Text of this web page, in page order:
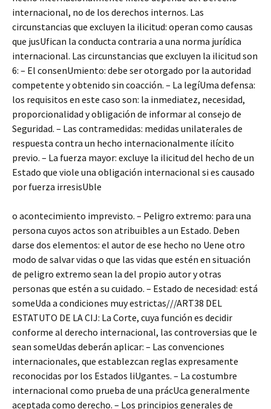
internacional, no de los derechos internos. Las
circunstancias que excluyen la ilicitud: operan como causas
que jusUfican la conducta contraria a una norma jurídica
internacional. Las circunstancias que excluyen la ilicitud son
6: – El consenUmiento: debe ser otorgado por la autoridad
competente y obtenido sin coacción. – La legíUma defensa:
los requisitos en este caso son: la inmediatez, necesidad,
proporcionalidad y obligación de informar al consejo de
Seguridad. – Las contramedidas: medidas unilaterales de
respuesta contra un hecho internacionalmente ilícito
previo. – La fuerza mayor: excluye la ilicitud del hecho de un
Estado que viole una obligación internacional si es causado
por fuerza irresisUble
o acontecimiento imprevisto. – Peligro extremo: para una
persona cuyos actos son atribuibles a un Estado. Deben
darse dos elementos: el autor de ese hecho no Uene otro
modo de salvar vidas o que las vidas que estén en situación
de peligro extremo sean la del propio autor y otras
personas que estén a su cuidado. – Estado de necesidad: está
someUda a condiciones muy estrictas///ART38 DEL
ESTATUTO DE LA CIJ: La Corte, cuya función es decidir
conforme al derecho internacional, las controversias que le
sean someUdas deberán aplicar: – Las convenciones
internacionales, que establezcan reglas expresamente
reconocidas por los Estados liUgantes. – La costumbre
internacional como prueba de una prácUca generalmente
aceptada como derecho. – Los principios generales de